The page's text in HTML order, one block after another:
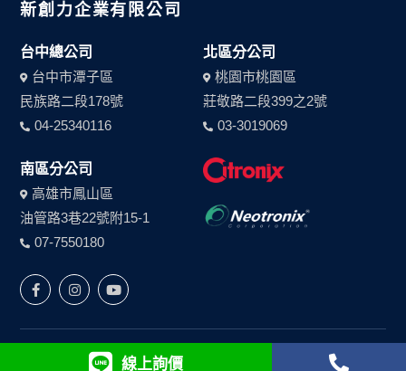
線上詢價
新創力企業有限公司
台中總公司
台中市潭子區
民族路二段178號
04-25340116
北區分公司
桃園市桃園區
莊敬路二段399之2號
03-3019069
南區分公司
高雄市鳳山區
油管路3巷22號附15-1
07-7550180
©2022 Packware Corporation